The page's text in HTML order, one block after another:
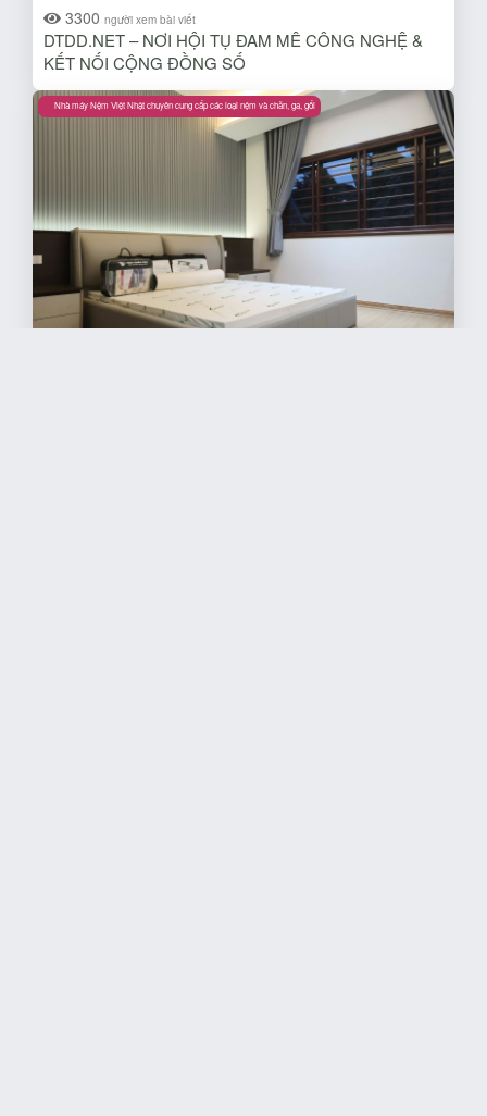
3300 người xem bài viết
DTDD.NET – NƠI HỘI TỤ ĐAM MÊ CÔNG NGHỆ &
KẾT NỐI CỘNG ĐỒNG SỐ
Nhà máy Nệm Việt Nhật chuyên cung cấp các loại nệm và chăn, ga, gối